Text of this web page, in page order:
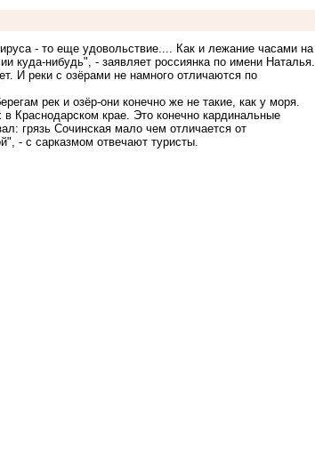
- то еще удовольствие.... Как и лежание часами на
куда-нибудь", - заявляет россиянка по имени Наталья.
И реки с озёрами не намного отличаются по
рек и озёр-они конечно же не такие, как у моря.
Краснодарском крае. Это конечно кардинальные
грязь Сочинская мало чем отличается от
- с сарказмом отвечают туристы.